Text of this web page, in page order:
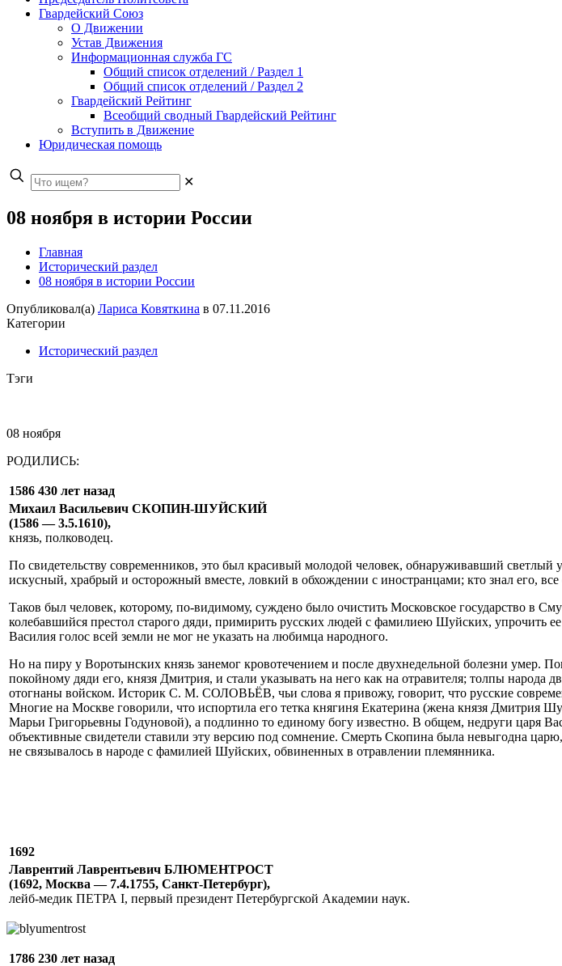
Гвардейский Союз
О Движении
Устав Движения
Информационная служба ГС
Общий список отделений / Раздел 1
Общий список отделений / Раздел 2
Гвардейский Рейтинг
Всеобщий сводный Гвардейский Рейтинг
Вступить в Движение
Юридическая помощь
✕
08 ноября в истории России
Главная
Исторический раздел
08 ноября в истории России
Опубликовал(а) Лариса Ковяткина в 07.11.2016
Категории
Исторический раздел
Тэги
08 ноября
РОДИЛИСЬ:
1586 430 лет назад
Михаил Васильевич СКОПИН-ШУЙСКИЙ
(1586 — 3.5.1610),
князь, полководец.
По свидетельству современников, это был красивый молодой человек, обнаруживавший светлый
искусный, храбрый и осторожный вместе, ловкий в обхождении с иностранцами; кто знал его, все
Таков был человек, которому, по-видимому, суждено было очистить Московское государство в
колебавшийся престол старого дяди, примирить русских людей с фамилиею Шуйских, упрочить
Василия голос всей земли не мог не указать на любимца народного.
Но на пиру у Воротынских князь занемог кровотечением и после двухнедельной болезни умер.
покойному дяди его, князя Дмитрия, и стали указывать на него как на отравителя; толпы народа
отогнаны войском. Историк С. М. СОЛОВЬЁВ, чьи слова я привожу, говорит, что русские
Многие на Москве говорили, что испортила его тетка княгиня Екатерина (жена князя Дмитрия
Марьи Григорьевны Годуновой), а подлинно то единому богу известно. В общем, недруги царя
объективные свидетели ставили эту версию под сомнение. Смерть Скопина была невыгодна
не связывалось в народе с фамилией Шуйских, обвиненных в отравлении племянника.
1692
Лаврентий Лаврентьевич БЛЮМЕНТРОСТ
(1692, Москва — 7.4.1755, Санкт-Петербург),
лейб-медик ПЕТРА I, первый президент Петербургской Академии наук.
1786 230 лет назад